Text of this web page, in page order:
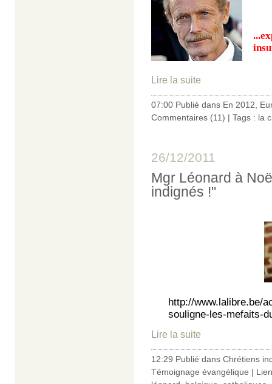
Lire la suite
07:00 Publié dans En 2012
Commentaires (11) | Tags : la
26/12/2011
Mgr Léonard à
indignés !"
http://www.lalibre.be/
souligne-les-mefaits-
Lire la suite
12:29 Publié dans Chrétiens
Témoignage évangélique |